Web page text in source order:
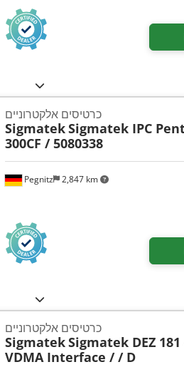
Pegnitz 2,847 km
כרטיסים אלקטרוניים
SigmatekSigmatek IPC
300CF / 5080338
כרטיסים אלקטרוניים
SigmatekSigmatek DEZ 181
VDMA Interface / / D